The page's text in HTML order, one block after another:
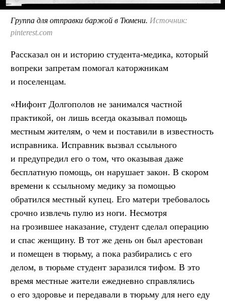
Группа для отправки баржой в Тюмени. Источник:
pinterest.com
Рассказал он и историю студента-медика, который
вопреки запретам помогал каторжникам
и поселенцам.
«Нифонт Долгополов не занимался частной
практикой, он лишь всегда оказывал помощь
местным жителям, о чем и поставили в известность
исправника. Исправник вызвал ссыльного
и предупредил его о том, что оказывая даже
бесплатную помощь, он нарушает закон. В скором
времени к ссыльному медику за помощью
обратился местный купец. Его матери требовалось
срочно извлечь пулю из ноги. Несмотря
на грозившее наказание, студент сделал операцию
и спас женщину. В тот же день он был арестован
и помещен в тюрьму, а пока разбирались с его
делом, в тюрьме студент заразился тифом. В это
время местные жители ежедневно справлялись
о его здоровье и передавали в тюрьму для него еду